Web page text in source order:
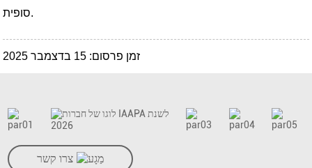
סופית.
זמן פרסום: 15 בדצמבר 2025
צרו קשר